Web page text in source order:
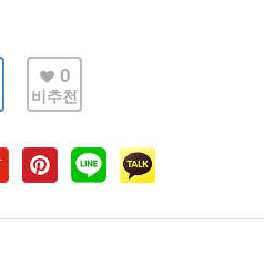
0
비추천